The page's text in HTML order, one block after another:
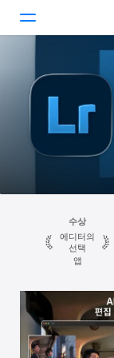
새로운 발견
Arcade
플레이
개발
검색
플랫폼
수상
에디터의
선택
앱